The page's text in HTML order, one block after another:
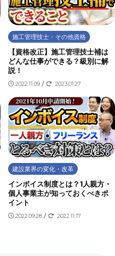
施工管理技士・その他資格
【資格改正】施工管理技士補は
どんな仕事ができる？級別に解
説！
2022.11.09 / 2023.01.27
建設業界の変化・改革
インボイス制度とは？1人親方・
個人事業主が知っておくべきポ
イント
2022.09.28 / 2022.11.17